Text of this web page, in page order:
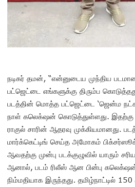
நடிகர் தமன், “என்னுடைய முந்திய
பட்ஜெட்டை எங்களுக்கு திரும்ப
படத்தின் மொத்த பட்ஜெட்டை ‘ஜென்ம
நாள் கலெக்‌ஷன் கொடுத்துள்ளது.
ராகுல் சாரின் ஆதரவு முக்கியமானது.
மார்க்கெட்டிங் செய்த அமோகம்
ஆவதற்கு முன்பு படக்குழுவில் யாரும்
ஆனால், படம் ரிலீஸ் ஆன பின்பு கலெக்‌ஷன்
நிம்மதியாக இருந்தது. தமிழ்நாட்டில்